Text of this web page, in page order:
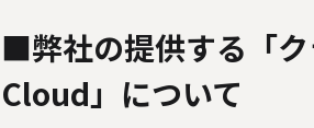
■弊社の提供する「
Cloud」について